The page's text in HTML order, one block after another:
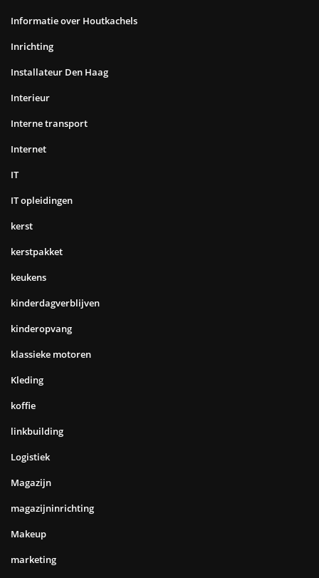
Informatie over Houtkachels
Inrichting
Installateur Den Haag
Interieur
Interne transport
Internet
IT
IT opleidingen
kerst
kerstpakket
keukens
kinderdagverblijven
kinderopvang
klassieke motoren
Kleding
koffie
linkbuilding
Logistiek
Magazijn
magazijninrichting
Makeup
marketing